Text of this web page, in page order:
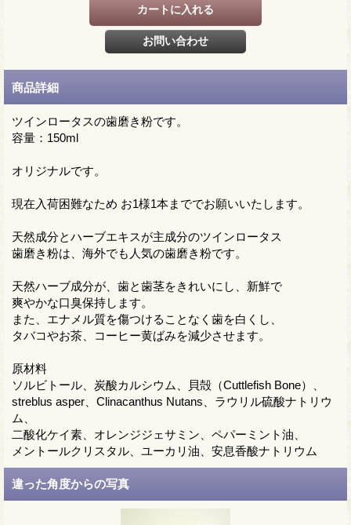
商品詳細
ツインロータスの歯磨き粉です。
容量：150ml
オリジナルです。
現在入荷困難なため お1様1本まででお願いいたします。
天然成分とハーブエキスが主成分のツインロータス
歯磨き粉は、海外でも人気の歯磨き粉です。
天然ハーブ成分が、歯と歯茎をきれいにし、新鮮で
爽やかな口臭保持します。
また、エナメル質を傷つけることなく歯を白くし、
タバコやお茶、コーヒー黄ばみを減少させます。
原材料
ソルビトール、炭酸カルシウム、貝殻（Cuttlefish Bone）、
streblus asper、Clinacanthus Nutans、ラウリル硫酸ナトリウ
ム、
二酸化ケイ素、オレンジジェサミン、ペパーミント油、
メントールクリスタル、ユーカリ油、安息香酸ナトリウム
違った角度からの写真